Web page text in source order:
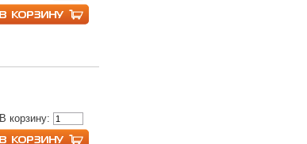
В корзину: